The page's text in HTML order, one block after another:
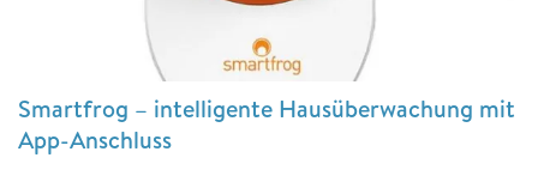
Smartfrog – intelligente Hausüberwachung mit
App-Anschluss